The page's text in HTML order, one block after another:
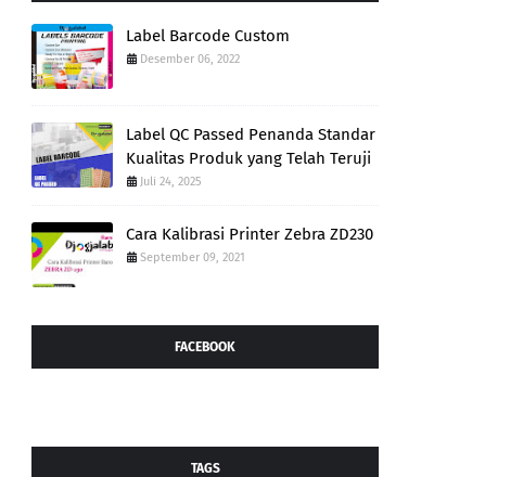
Label Barcode Custom
Desember 06, 2022
Label QC Passed Penanda Standar
Kualitas Produk yang Telah Teruji
Juli 24, 2025
Cara Kalibrasi Printer Zebra ZD230
September 09, 2021
FACEBOOK
TAGS